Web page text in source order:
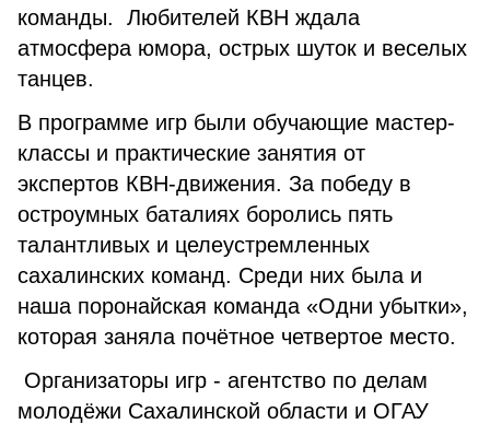
команды. Любителей КВН ждала
атмосфера юмора, острых шуток и веселых
танцев.
В программе игр были обучающие мастер-
классы и практические занятия от
экспертов КВН-движения. За победу в
остроумных баталиях боролись пять
талантливых и целеустремленных
сахалинских команд. Среди них была и
наша поронайская команда «Одни убытки»,
которая заняла почётное четвертое место.
Организаторы игр - агентство по делам
молодёжи Сахалинской области и ОГАУ